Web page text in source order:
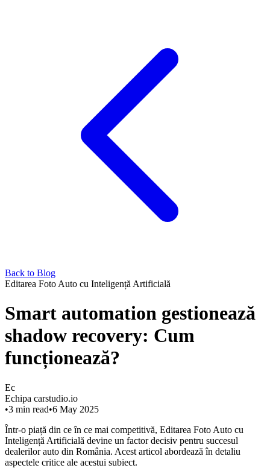
Back to Blog
Editarea Foto Auto cu Inteligență Artificială
Smart automation gestionează
shadow recovery: Cum
funcționează?
Ec
Echipa carstudio.io
•3 min read•6 May 2025
Într-o piață din ce în ce mai competitivă, Editarea Foto Auto cu
Inteligență Artificială devine un factor decisiv pentru succesul
dealerilor auto din România. Acest articol abordează în detaliu
aspectele critice ale acestui subiect.